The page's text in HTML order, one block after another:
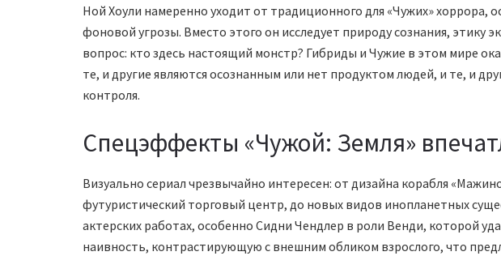
Ной Хоули намеренно уходит от традиционного для «Чужих» хоррора,
фоновой угрозы. Вместо этого он исследует природу сознания, этику
вопрос: кто здесь настоящий монстр? Гибриды и Чужие в этом мире
те, и другие являются осознанным или нет продуктом людей, и те, и
контроля.
Спецэффекты «Чужой: Земля»
Визуально сериал чрезвычайно интересен: от дизайна корабля
футуристический торговый центр, до новых видов инопланетных
актерских работах, особенно Сидни Чендлер в роли Венди, которой
наивность, контрастирующую с внешним обликом взрослого, что